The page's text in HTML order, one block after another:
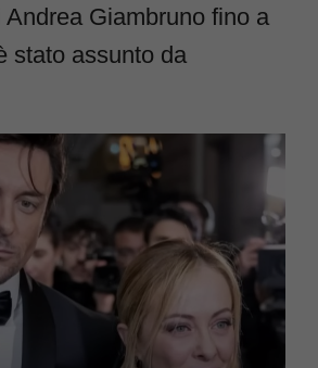
Andrea Giambruno fino a
stato assunto da